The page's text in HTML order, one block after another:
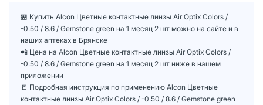
🏪 Купить Alcon Цветные контактные линзы Air Optix Colors /
-0.50 / 8.6 / Gemstone green на 1 месяц 2 шт можно на сайте и в
наших аптеках в Брянске
📲 Цена на Alcon Цветные контактные линзы Air Optix Colors /
-0.50 / 8.6 / Gemstone green на 1 месяц 2 шт ниже в нашем
приложении
📒 Подробная инструкция по применению Alcon Цветные
контактные линзы Air Optix Colors / -0.50 / 8.6 / Gemstone green